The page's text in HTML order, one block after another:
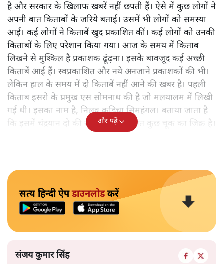
है और सरकार के खिलाफ खबरें नहीं छपती हैं। ऐसे में कुछ लोगों ने
अपनी बात किताबों के जरिये बताई। उसमें भी लोगों को समस्या
आई। कई लोगों ने किताबें खुद प्रकाशित कीं। कई लोगों को उनकी
किताबों के लिए परेशान किया गया। आज के समय में किताब
लिखने से मुश्किल है प्रकाशक ढूंढ़ना। इसके बावजूद कई अच्छी
किताबें आई हैं। स्वप्रकाशित और नये अनजाने प्रकाशकों की भी।
लेकिन हाल के समय में दो किताबें नहीं आने की खबर है। पहली
किताब इसरो के प्रमुख एस सोमनाथ की है जो मलयालम में लिखी
गई थी। इसका नाम है, निलवु कुडिचा सिमहंगल। बताया जाता है
कि इसमें चंद्रयान दो की नाकामी से संबंधित कुछ चूक का जिक्र है।
और पढ़ें
सत्य हिन्दी ऐपडाउनलोडकरें
संजय कुमार सिंह